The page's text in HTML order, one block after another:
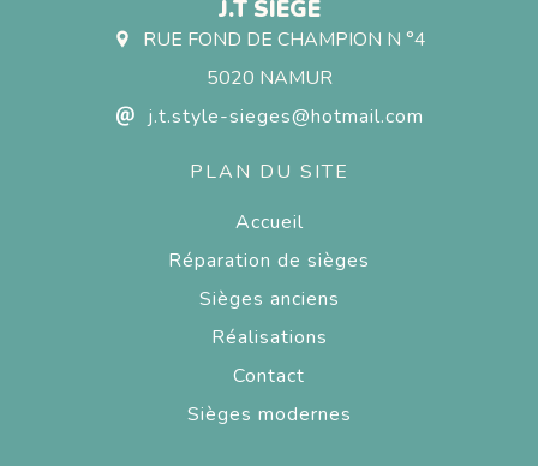
J.T SIÈGE
RUE FOND DE CHAMPION N °4
5020 NAMUR
j.t.style-sieges@hotmail.com
PLAN DU SITE
Accueil
Réparation de sièges
Sièges anciens
Réalisations
Contact
Sièges modernes